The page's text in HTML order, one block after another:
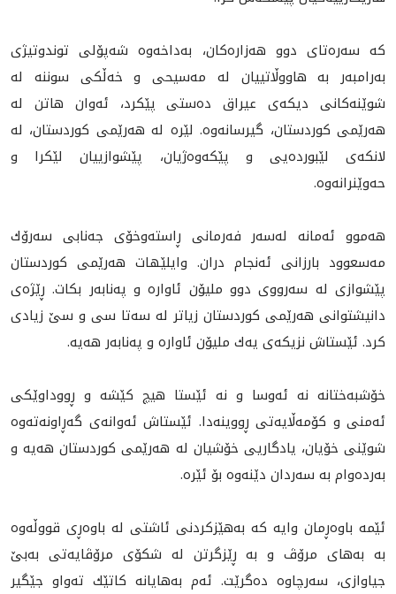
كه‌ سه‌ره‌تاى دوو هه‌زاره‌كان، به‌داخه‌وه‌ شه‌پۆلى توندوتيژى
به‌رامبه‌ر به‌ هاووڵاتييان له‌ مه‌سيحى و خه‌ڵكى سوننه‌ له‌
شوێنه‌كانى ديكه‌ى عيراق ده‌ستى پێكرد، ئه‌وان هاتن له‌
هه‌رێمى كوردستان، گيرسانه‌وه‌. لێره‌ له‌ هه‌رێمى كوردستان، له‌
لانكه‌ى لێبورده‌يى و پێكه‌وه‌ژيان، پێشوازييان لێكرا و
حه‌وێنرانه‌وه‌.
هه‌موو ئه‌مانه‌ له‌سه‌ر فه‌رمانى ڕاسته‌وخۆى جه‌نابى سه‌رۆك
مەسعوود بارزانى ئه‌نجام دران. وايلێهات هه‌رێمى كوردستان
پێشوازى له‌ سه‌رووى دوو مليۆن ئاواره‌ و په‌نابه‌ر بكات. ڕێژه‌ى
دانيشتوانى هه‌رێمى كوردستان زياتر له‌ سه‌تا سى و سێ زيادى
كرد. ئێستاش نزيكه‌ى يه‌ك مليۆن ئاواره‌ و په‌نابه‌ر هه‌يه‌.
خۆشبه‌ختانه‌ نه‌ ئه‌وسا و نه‌ ئێستا هيچ كێشه‌ و ڕووداوێكى
ئه‌منى و كۆمه‌ڵايه‌تى ڕووينه‌دا. ئێستاش ئه‌وانه‌ى‌ گه‌ڕاونه‌ته‌وه
شوێنى خۆيان‌، يادگاريى خۆشيان له‌ هه‌رێمى كوردستان هه‌يه‌ و
به‌رده‌وام به‌ سه‌ردان دێنه‌وه‌ بۆ ئێره‌.
ئێمە باوەڕمان وایە کە بەهێزکردنی ئاشتی لە باوەڕی قووڵەوە
بە بەهای مرۆڤ و به‌ ڕێزگرتن لە شكۆى مرۆڤایەتی بەبێ
جیاوازی، سه‌رچاوه‌ ده‌گرێت. ئەم بەهایانە كاتێك ته‌واو جێگير